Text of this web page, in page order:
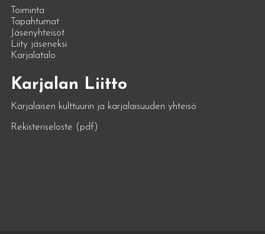
Toiminta
Tapahtumat
Jäsenyhteisöt
Liity jäseneksi
Karjalatalo
Karjalan Liitto
Karjalaisen kulttuurin ja karjalaisuuden yhteisö
Rekisteriseloste (pdf)